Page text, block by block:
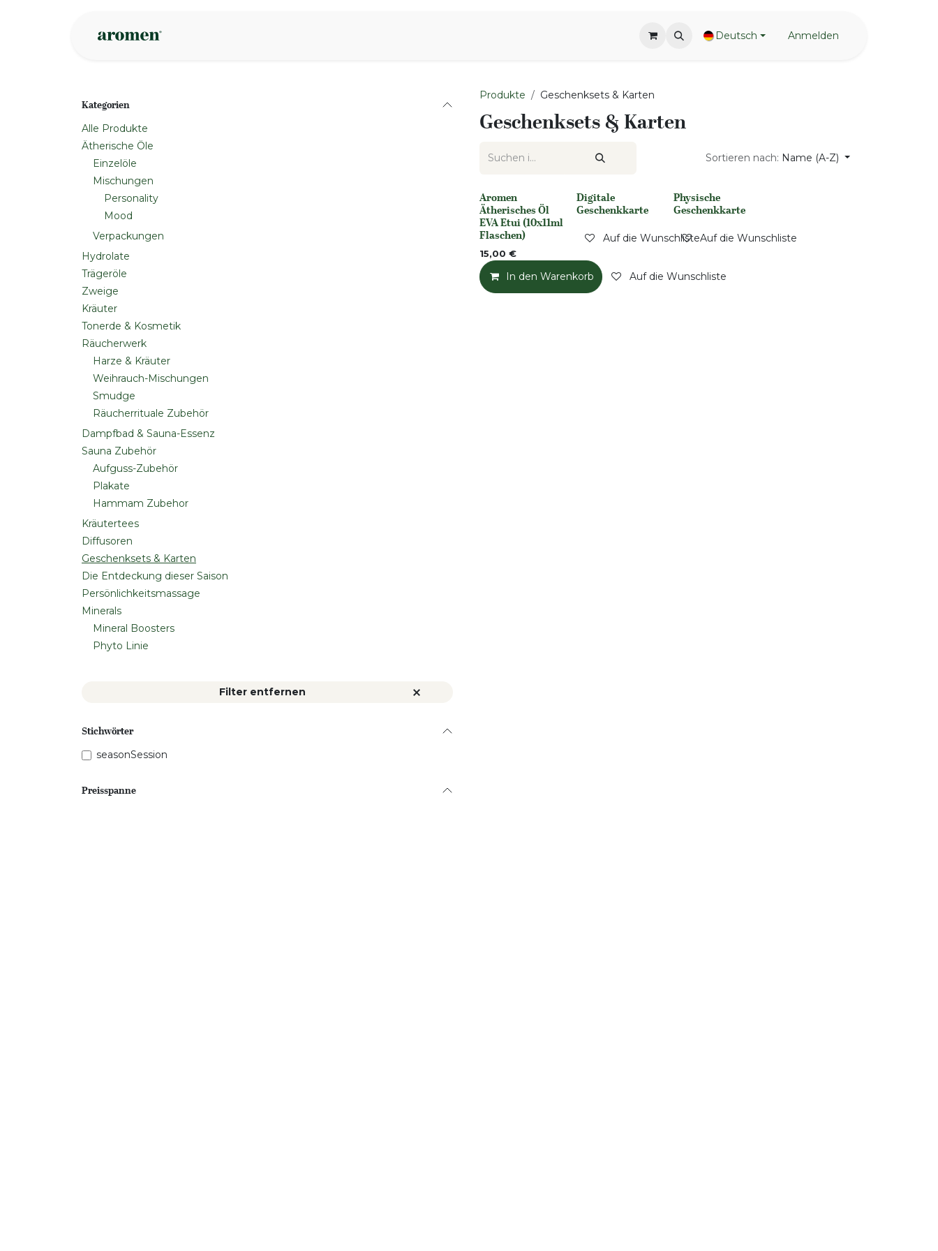
Deutsch Anmelden
Kategorien
Alle Produkte
Ätherische Öle
Einzelöle
Mischungen
Personality
Mood
Verpackungen
Hydrolate
Trägeröle
Zweige
Kräuter
Tonerde & Kosmetik
Räucherwerk
Harze & Kräuter
Weihrauch-Mischungen
Smudge
Räucherrituale Zubehör
Dampfbad & Sauna-Essenz
Sauna Zubehör
Aufguss-Zubehör
Plakate
Hammam Zubehor
Kräutertees
Diffusoren
Geschenksets & Karten
Die Entdeckung dieser Saison
Persönlichkeitsmassage
Minerals
Mineral Boosters
Phyto Linie
Filter entfernen
Stichwörter
seasonSession
Preisspanne
Produkte Geschenksets & Karten
Geschenksets & Karten
Sortieren nach: Name (A-Z)
None
Aromen
Ätherisches Öl
EVA Etui (10x11ml
Flaschen)
15,00 €
In den Warenkorb Auf die Wunschliste
None
Digitale
Geschenkkarte
Auf die Wunschliste
None
Physische
Geschenkkarte
Auf die Wunschliste